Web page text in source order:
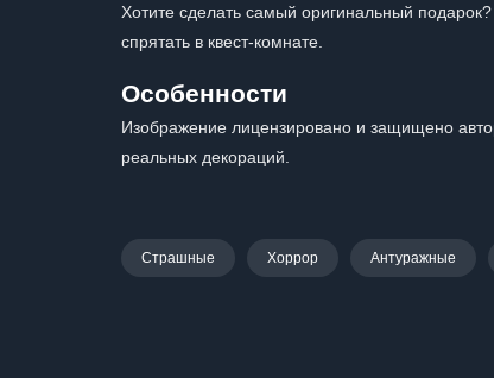
Хотите сделать самый оригинальный
спрятать в квест-комнате.
Особенности
Изображение лицензировано и защищено
реальных декораций.
Страшные Хоррор Антуражные